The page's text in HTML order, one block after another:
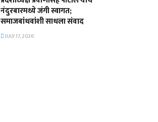
नंदुरबारमध्ये जंगी स्वागत;
समाजबांधवांशी साधला संवाद
JULY 17, 2026